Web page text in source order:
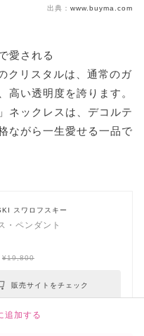
出典： www.buyma.com
愛される
クリスタルは、通常のガ
高い透明度を誇ります。
ネックレスは、デコルテ
ながら一生愛せる一品で
スワロフスキー
・ペンダント
¥19,800
販売サイトをチェック
追加する